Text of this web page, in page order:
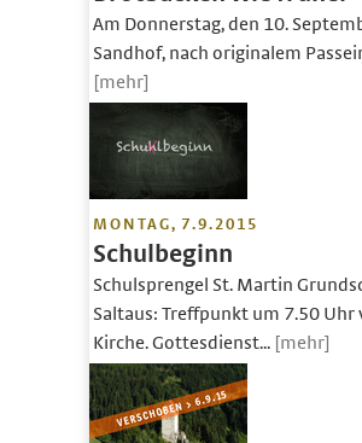
Am Donnerstag, den 10.
Sandhof, nach originalem
[mehr]
MONTAG, 7.9.2015
Schulbeginn
Schulsprengel St. Martin
Saltaus: Treffpunkt um 7.50 Uhr
Kirche. Gottesdienst... [mehr]